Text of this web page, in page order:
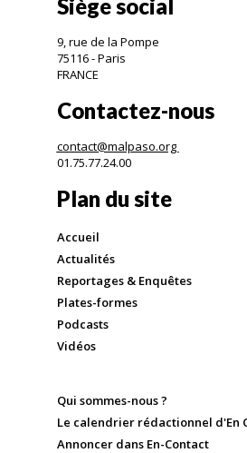
Siège social
9, rue de la Pompe
75116 - Paris
FRANCE
Contactez-nous
contact@malpaso.org
01.75.77.24.00
Plan du site
Accueil
Actualités
Reportages & Enquêtes
Plates-formes
Podcasts
Vidéos
Qui sommes-nous ?
Le calendrier rédactionnel d'En
Annoncer dans En-Contact